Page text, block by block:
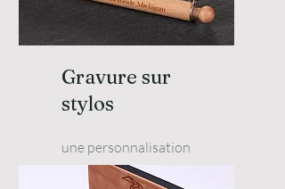
Gravure sur
stylos
une personnalisation
marquante pour booster